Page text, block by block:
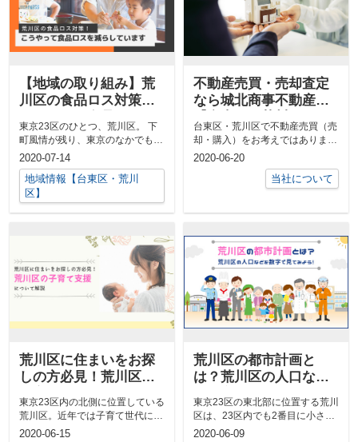
【地域の取り組み】荒
川区の食品ロス対策！
減らしています
東京23区のひとつ、荒川区。 下
町風情が残り、東京のなかでもゆ
ったりとした時間を過ごせるこの
エ...
2020-07-14
地域情報【台東区・荒川
区】
不動産売買・売却査定
なら城北商事不動産部
動産情報】
台東区・荒川区で不動産売買（売
却・購入）をお考えではありませ
んか？「子どもが独立したから住
2020-06-20
当社について
荒川区に住まいをお探
しの方必見！荒川区の
説
東京23区内の北側に位置している
荒川区。近年では子育て世代に向
けて、待機児童を減らすために保
2020-06-15
荒川区の都市計画と
は？荒川区の人口など
東京23区の東北部に位置する荒川
区は、23区内でも2番目に小さな
面積であることが特徴です。 荒
2020-06-09